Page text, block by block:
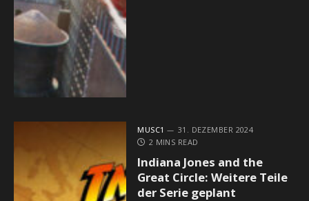
MUSC1
31. DEZEMBER 2024
2 MINS READ
Indiana Jones and the
Great Circle: Weitere Teile
der Serie geplant